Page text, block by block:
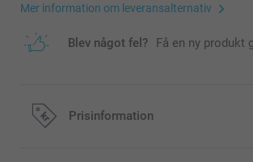
Mer information om leveransalternativ
Blev något fel? Få en ny produkt
Prisinformation